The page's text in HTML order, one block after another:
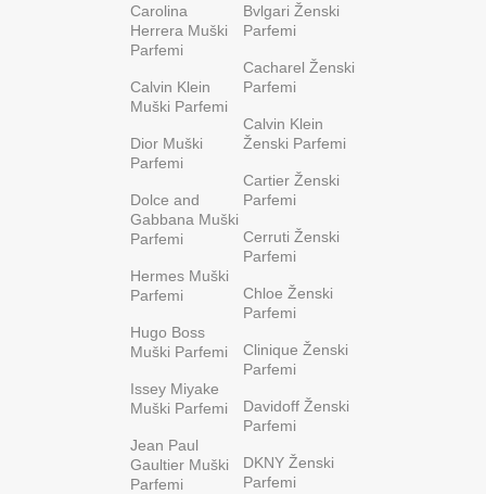
Carolina
Herrera Muški
Parfemi
Calvin Klein
Muški Parfemi
Dior Muški
Parfemi
Dolce and
Gabbana Muški
Parfemi
Hermes Muški
Parfemi
Hugo Boss
Muški Parfemi
Issey Miyake
Muški Parfemi
Jean Paul
Gaultier Muški
Parfemi
Bvlgari Ženski
Parfemi
Cacharel Ženski
Parfemi
Calvin Klein
Ženski Parfemi
Cartier Ženski
Parfemi
Cerruti Ženski
Parfemi
Chloe Ženski
Parfemi
Clinique Ženski
Parfemi
Davidoff Ženski
Parfemi
DKNY Ženski
Parfemi